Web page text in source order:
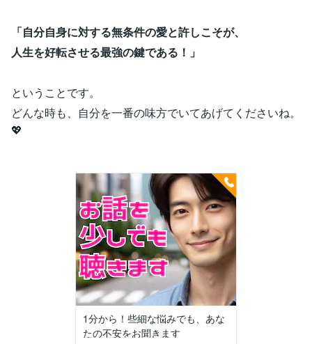
「自分自身に対する無条件の愛と許しこそが、
人生を好転させる最強の鍵である！」
ということです。
どんな時も、自分を一番の味方でいてあげてくださいね。
💖
1分から！些細な悩みでも、あな
たの不安をお聞きます